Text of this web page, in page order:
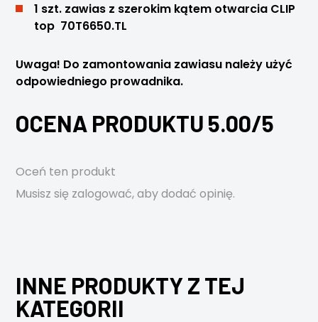
1 szt. zawias z szerokim kątem otwarcia CLIP
top 70T6650.TL
Uwaga! Do zamontowania zawiasu należy użyć
odpowiedniego prowadnika.
OCENA PRODUKTU 5.00/5
Oceń ten produkt
Musisz się zalogować, aby dodać opinię.
INNE PRODUKTY Z TEJ
KATEGORII